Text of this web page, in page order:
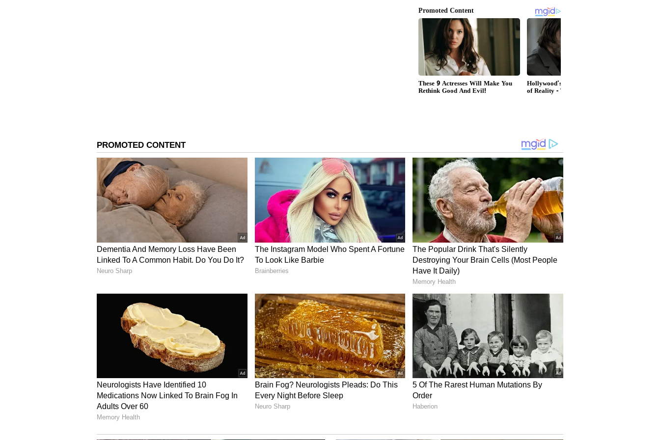
Image Credit :Instagram
ಸಿನಿಮಾ ಹಿಟ್ ಆಗಿಲ್ಲ
ಜಾನ್ವಿ ಕಪೂರ್ ತಮ್ಮ 8 ವರ್ಷಗಳ ವೃತ್ತಿಜೀವನದಲ್ಲಿ ಇಲ್ಲಿಯವರೆಗೆ 15 ಚಿತ್ರಗಳಲ್ಲಿ ನಟಿಸಿದ್ದಾರೆ. ಆದರೆ, ಅವರ
ಹೆಚ್ಚಿನ ಚಿತ್ರಗಳು ಬಾಕ್ಸ್ ಆಫೀಸ್‌ನಲ್ಲಿ ಹೇಳಿಕೊಳ್ಳುವಂತಹ ಯಶಸ್ಸು ಗಳಿಸಲಿಲ್ಲ. 'ಧಡಕ್' ನಂತರ ಅವರ
ಯಾವುದೇ ಸಿನಿಮಾ ಹಿಟ್ ಆಗಿಲ್ಲ.
5